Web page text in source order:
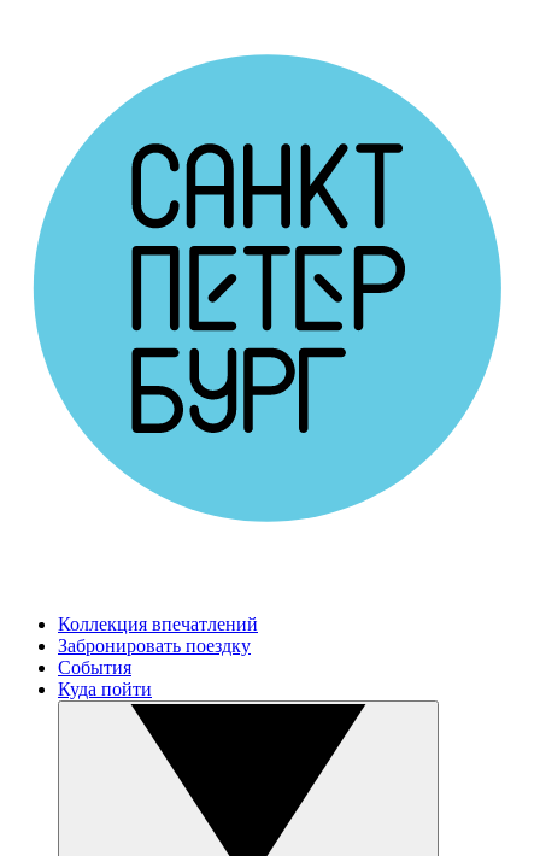
Коллекция впечатлений
Забронировать поездку
События
Куда пойти